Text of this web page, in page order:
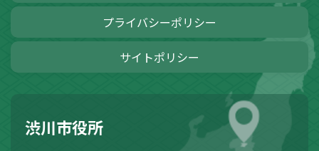
プライバシーポリシー
サイトポリシー
渋川市役所